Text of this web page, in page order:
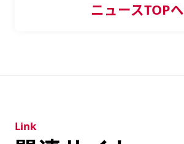
ニュースTOPへ
Link